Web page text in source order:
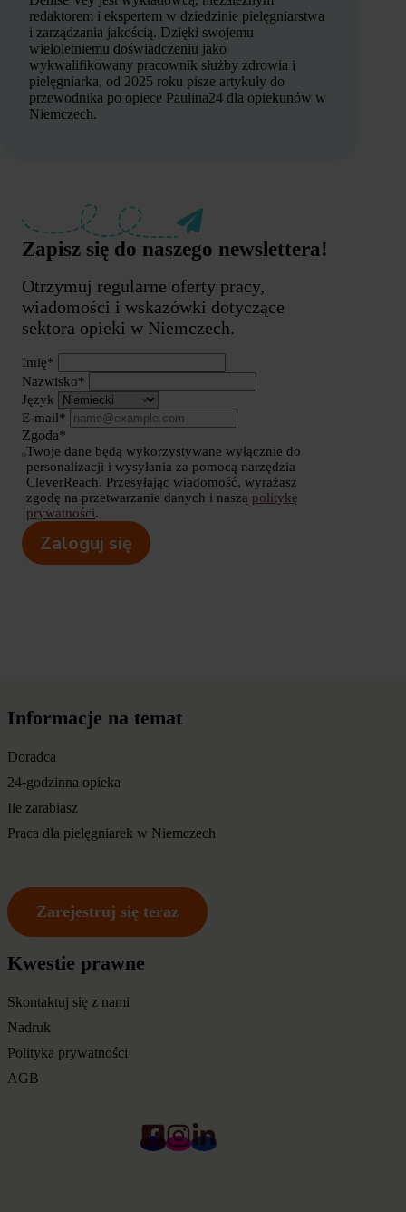
redaktorem i ekspertem w dziedzinie pielęgniarstwa
i zarządzania jakością. Dzięki swojemu
wieloletniemu doświadczeniu jako
wykwalifikowany pracownik służby zdrowia i
pielęgniarka, od 2025 roku pisze artykuły do
przewodnika po opiece Paulina24 dla opiekunów w
Niemczech.
Zapisz się do naszego newslettera!
Otrzymuj regularne oferty pracy,
wiadomości i wskazówki dotyczące
sektora opieki w Niemczech.
Imię*
Nazwisko*
Język
E-mail*
Zgoda*
Twoje dane będą wykorzystywane wyłącznie do
personalizacji i wysyłania za pomocą narzędzia
CleverReach. Przesyłając wiadomość, wyrażasz
zgodę na przetwarzanie danych i naszą politykę
prywatności.
Zaloguj się
Informacje na temat
Doradca
24-godzinna opieka
Ile zarabiasz
Praca dla pielęgniarek w Niemczech
Zarejestruj się teraz
Kwestie prawne
Skontaktuj się z nami
Nadruk
Polityka prywatności
AGB